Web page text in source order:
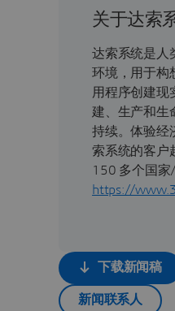
关于达索
达索系统是人
环境，用于构
用程序创建现
建、生产和生
持续。体验经
索系统的客户
150 多个国家
https://
下载新闻稿
新闻联系人